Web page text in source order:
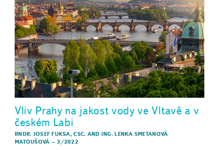
Vliv Prahy na jakost vody ve Vltavě a v
českém Labi
RNDR. JOSEF FUKSA, CSC. AND ING. LENKA SMETANOVÁ
MATOUŠOVÁ –3/2022